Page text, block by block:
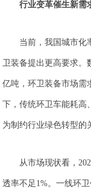
行业变革催生新需
当前，我国城市化
卫装备提出更高要求。
亿吨，环卫装备市场需
下，传统环卫车能耗高
为制约行业绿色转型的
从市场现状看，
透率不足1%。一线环